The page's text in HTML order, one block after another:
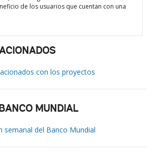
de los usuarios que cuentan con una
con los proyectos
MUNDIAL
semanal del Banco Mundial